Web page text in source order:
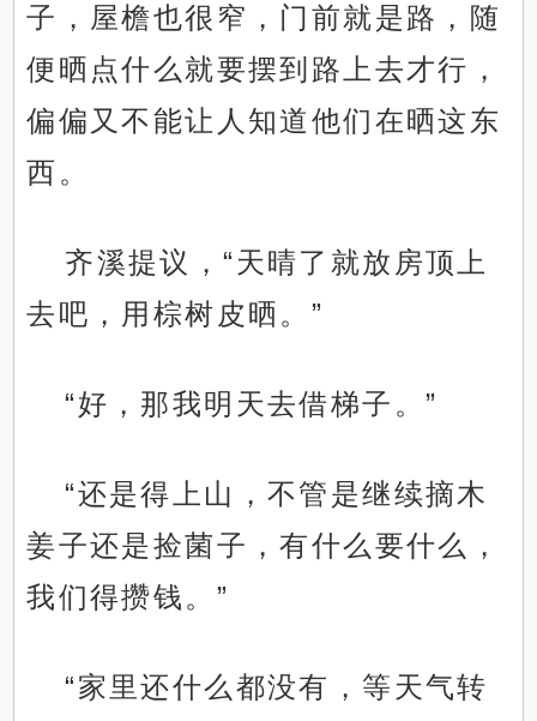
子，屋檐也很窄，门前就是路，随
便晒点什么就要摆到路上去才行，
偏偏又不能让人知道他们在晒这东
西。
齐溪提议，“天晴了就放房顶上
去吧，用棕树皮晒。”
“好，那我明天去借梯子。”
“还是得上山，不管是继续摘木
姜子还是捡菌子，有什么要什么，
我们得攒钱。”
“家里还什么都没有，等天气转